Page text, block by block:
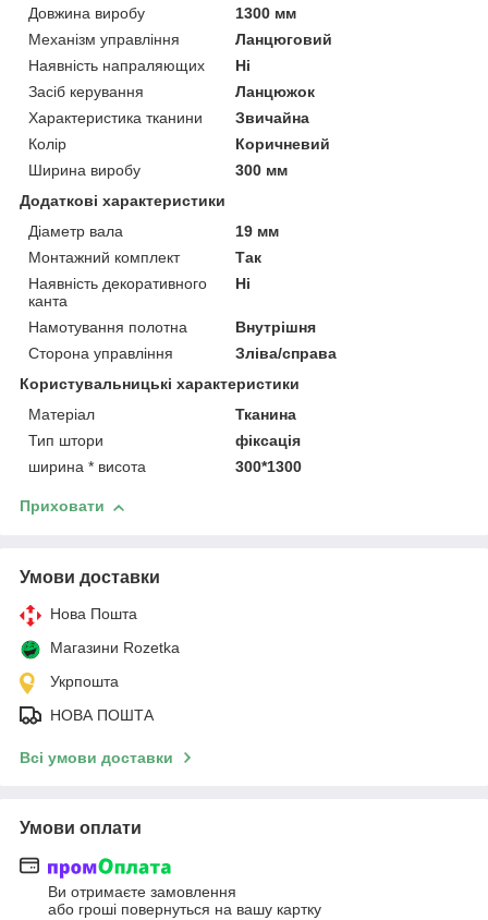
Довжина виробу
1300 мм
Механізм управління
Ланцюговий
Наявність напраляющих
Ні
Засіб керування
Ланцюжок
Характеристика тканини
Звичайна
Колір
Коричневий
Ширина виробу
300 мм
Додаткові характеристики
Діаметр вала
19 мм
Монтажний комплект
Так
Наявність декоративного
канта
Ні
Намотування полотна
Внутрішня
Сторона управління
Зліва/справа
Користувальницькі характеристики
Матеріал
Тканина
Тип штори
фіксація
ширина * висота
300*1300
Приховати
Умови доставки
Нова Пошта
Магазини Rozetka
Укрпошта
НОВА ПОШТА
Всі умови доставки
Умови оплати
Ви отримаєте замовлення
або гроші повернуться на вашу картку